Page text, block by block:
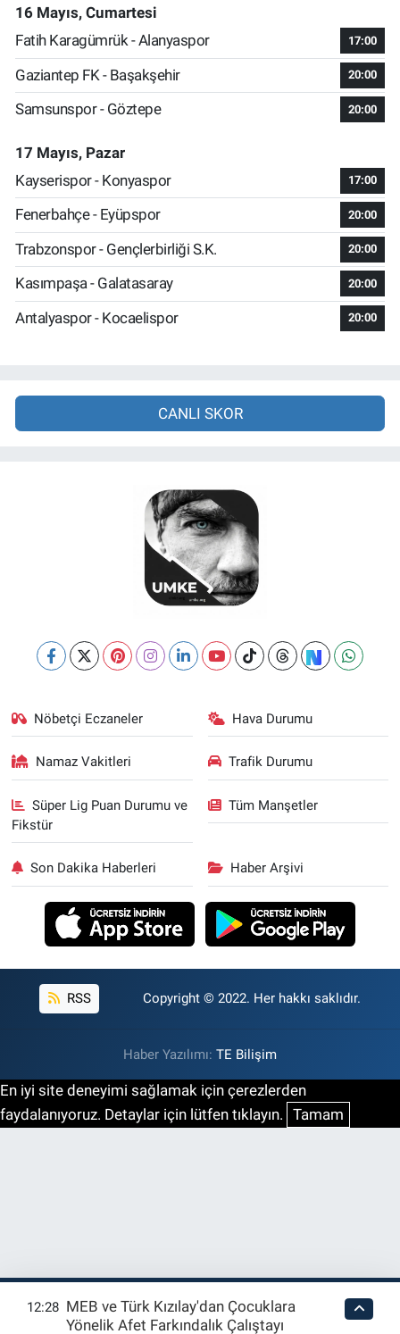
16 Mayıs, Cumartesi
Fatih Karagümrük - Alanyaspor
17:00
Gaziantep FK - Başakşehir 20:00
Samsunspor - Göztepe 20:00
17 Mayıs, Pazar
Kayserispor - Konyaspor
17:00
Fenerbahçe - Eyüpspor 20:00
Trabzonspor - Gençlerbirliği S.K. 20:00
Kasımpaşa - Galatasaray 20:00
Antalyaspor - Kocaelispor 20:00
CANLI SKOR
Nöbetçi Eczaneler Hava Durumu
Namaz Vakitleri Trafik Durumu
Süper Lig Puan Durumu ve
Fikstür
Tüm Manşetler
Son Dakika Haberleri Haber Arşivi
RSS Copyright © 2022. Her hakkı saklıdır.
Haber Yazılımı: TE Bilişim
En iyi site deneyimi sağlamak için çerezlerden
faydalanıyoruz. Detaylar için lütfen tıklayın. Tamam
12:28 MEB ve Türk Kızılay'dan Çocuklara
Yönelik Afet Farkındalık Çalıştayı